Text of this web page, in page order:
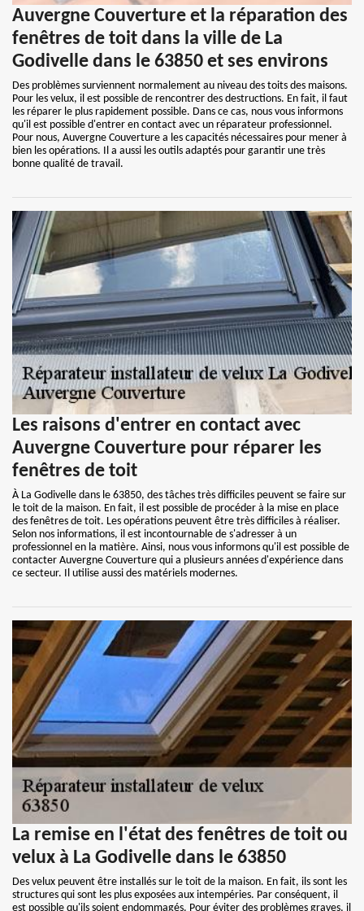
Auvergne Couverture et la réparation des
fenêtres de toit dans la ville de La
Godivelle dans le 63850 et ses environs
Des problèmes surviennent normalement au niveau des toits des maisons.
Pour les velux, il est possible de rencontrer des destructions. En fait, il faut
les réparer le plus rapidement possible. Dans ce cas, nous vous informons
qu'il est possible d'entrer en contact avec un réparateur professionnel.
Pour nous, Auvergne Couverture a les capacités nécessaires pour mener à
bien les opérations. Il a aussi les outils adaptés pour garantir une très
bonne qualité de travail.
Les raisons d'entrer en contact avec
Auvergne Couverture pour réparer les
fenêtres de toit
À La Godivelle dans le 63850, des tâches très difficiles peuvent se faire sur
le toit de la maison. En fait, il est possible de procéder à la mise en place
des fenêtres de toit. Les opérations peuvent être très difficiles à réaliser.
Selon nos informations, il est incontournable de s'adresser à un
professionnel en la matière. Ainsi, nous vous informons qu'il est possible de
contacter Auvergne Couverture qui a plusieurs années d'expérience dans
ce secteur. Il utilise aussi des matériels modernes.
La remise en l'état des fenêtres de toit ou
velux à La Godivelle dans le 63850
Des velux peuvent être installés sur le toit de la maison. En fait, ils sont les
structures qui sont les plus exposées aux intempéries. Par conséquent, il
est possible qu'ils soient endommagés. Pour éviter des problèmes graves, il